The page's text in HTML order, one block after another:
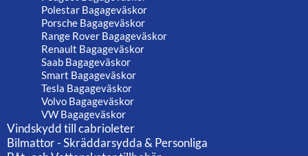
Polestar Bagageväskor
Porsche Bagageväskor
Range Rover Bagageväskor
Renault Bagageväskor
Saab Bagageväskor
Smart Bagageväskor
Tesla Bagageväskor
Volvo Bagageväskor
VW Bagageväskor
Vindskydd till cabrioleter
Bilmattor - Skräddarsydda & Personliga